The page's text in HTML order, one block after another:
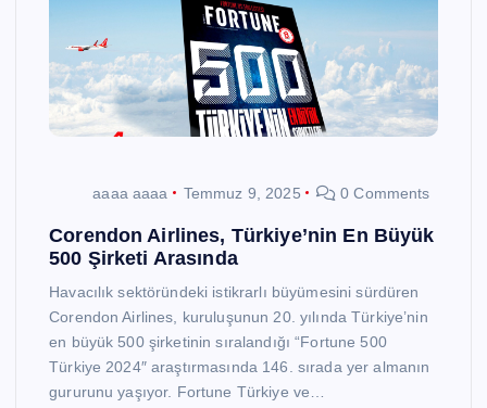
aaaa aaaa Temmuz 9, 2025 0 Comments
Corendon Airlines, Türkiye’nin En Büyük
500 Şirketi Arasında
Havacılık sektöründeki istikrarlı büyümesini sürdüren
Corendon Airlines, kuruluşunun 20. yılında Türkiye’nin
en büyük 500 şirketinin sıralandığı “Fortune 500
Türkiye 2024″ araştırmasında 146. sırada yer almanın
gururunu yaşıyor. Fortune Türkiye ve…